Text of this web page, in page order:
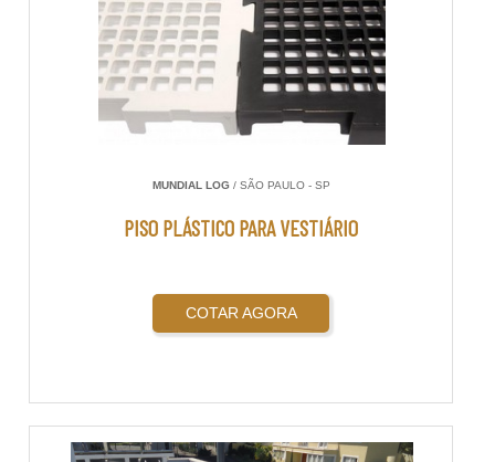
MUNDIAL LOG/ SÃO PAULO - SP
PISO PLÁSTICO PARA VESTIÁRIO
COTAR AGORA